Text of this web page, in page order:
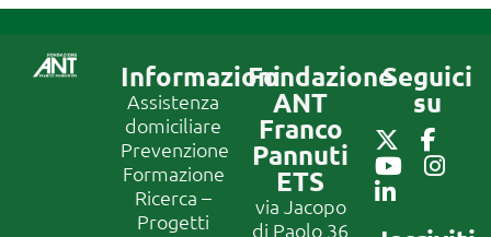
Informazioni
Assistenza
domiciliare
Prevenzione
Formazione
Ricerca –
Progetti
Fondazione
ANT
Franco
Pannuti
ETS
via Jacopo
di Paolo 36
Seguici
su